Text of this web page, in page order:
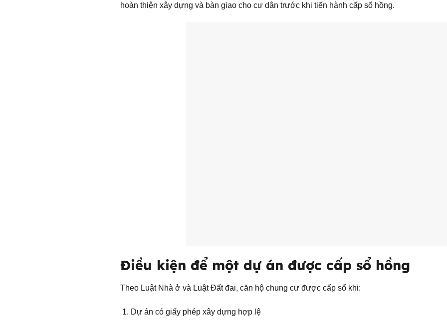
hoàn thiện xây dựng và bàn giao cho cư dân trước khi tiến hành cấp sổ hồng.
Điều kiện để một dự án được cấp sổ hồng
Theo Luật Nhà ở và Luật Đất đai, căn hộ chung cư được cấp sổ khi:
Dự án có giấy phép xây dựng hợp lệ